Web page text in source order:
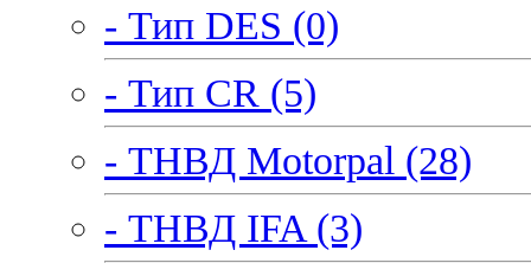
- Тип DES (0)
- Тип CR (5)
- ТНВД Motorpal (28)
- ТНВД IFA (3)